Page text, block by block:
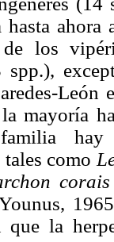
hasta
los
spp.),
mayoría
hay
como
corais
que la